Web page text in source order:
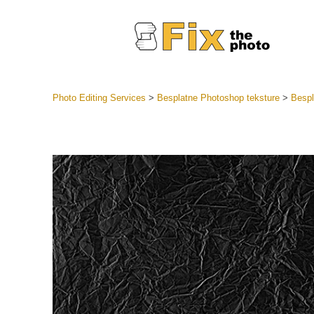
Uređivanje
ponude
Mobilne
Photo Editing Services > Besplatne Photoshop teksture>